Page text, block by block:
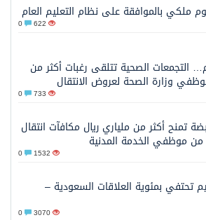
ملكي بالموافقة على نظام التعليم العام
622
3 أيام… التجمعات الصحية تتلقى رغبات أكثر من
733
تمنح أكثر من ملياري ريال مكافآت انتقال
من موظفي الخدمة المدنية
1532
تحتفي بمئوية العلاقات السعودية –
3070